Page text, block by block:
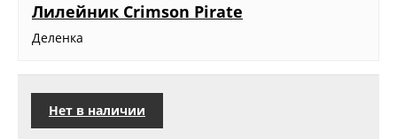
Лилейник Crimson Pirate
Деленка
Нет в наличии